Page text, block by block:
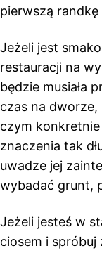
pierwszą
Jeżeli jest
restauracji na
będzie musiała
czas na dworze,
czym konkretnie
znaczenia tak
uwadze jej
wybadać grunt,
Jeżeli jesteś w
ciosem i